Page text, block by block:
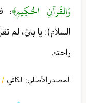
وَالقُرآنِ الحَكِيمِ﴾،
السلام): يا بنيّ، لم
راحته.
المصدر الأصلي: الكافي /